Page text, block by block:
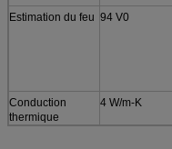
Estimation du feu 94 V0
Conduction
thermique
4 W/m-K